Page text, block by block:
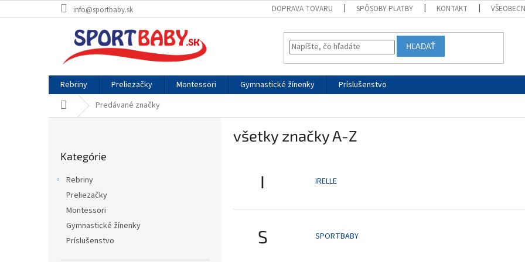
na
info@sportbaby.sk DOPRAVA TOVARU SPÔSOBY PLATBY KONTAKT
HĽADAŤ
Rebriny Preliezačky Montessori Gymnastické žínenky
Príslušenstvo
DomovPredávané značky
kategórie
Kategórie
Rebriny
Preliezačky
Montessori
Gymnastické žínenky
Príslušenstvo
všetky značky A-Z
I IRELLE
S SPORTBABY